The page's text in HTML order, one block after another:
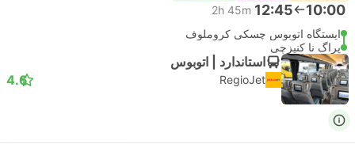
10:00
12:45
2h 45m
ایستگاه اتوبوس چسکی کروملوف
پراگ نا کنیزچی
استاندارد | اتوبوس
RegioJet
4.6